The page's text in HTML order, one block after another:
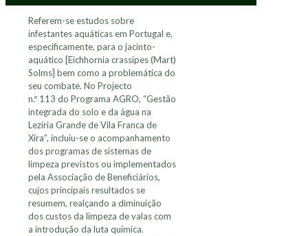
Referem-se estudos sobre
infestantes aquáticas em Portugal e,
especificamente, para o jacinto-
aquático [Eichhornia crassipes (Mart)
Solms] bem como a problemática do
seu combate. No Projecto
n.º 113 do Programa AGRO, “Gestão
integrada do solo e da água na
Lezíria Grande de Vila Franca de
Xira”, incluiu-se o acompanhamento
dos programas de sistemas de
limpeza previstos ou implementados
pela Associação de Beneficiários,
cujos principais resultados se
resumem, realçando a diminuição
dos custos da limpeza de valas com
a introdução da luta química.